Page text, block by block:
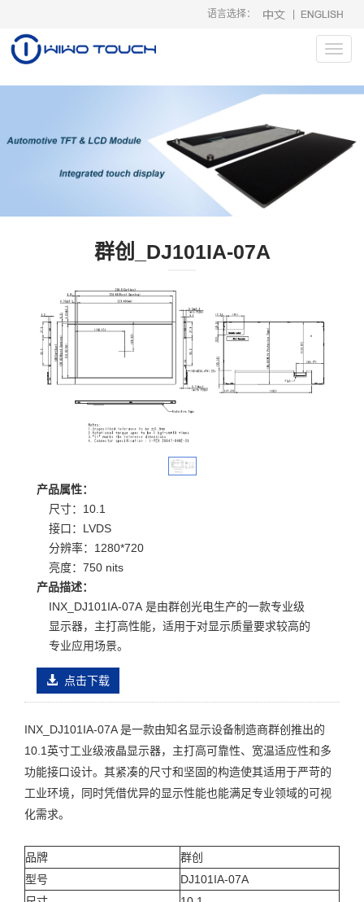
语言选择：
群创_DJ101IA-07A
产品属性：
尺寸：10.1
接口：LVDS
分辨率：1280*720
亮度：750 nits
产品描述：
INX_DJ101IA-07A 是由群创光电生产的一款专业级
显示器，主打高性能，适用于对显示质量要求较高的
专业应用场景。
点击下载
INX_DJ101IA-07A 是一款由知名显示设备制造商群创推出的
10.1英寸工业级液晶显示器，主打高可靠性、宽温适应性和多
功能接口设计。其紧凑的尺寸和坚固的构造使其适用于严苛的
工业环境，同时凭借优异的显示性能也能满足专业领域的可视
化需求。
品牌
群创
型号
DJ101IA-07A